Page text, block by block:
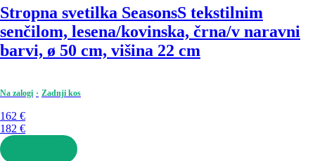
Stropna svetilka SeasonsS tekstilnim
senčilom, lesena/kovinska, črna/v naravni
barvi, ø 50 cm, višina 22 cm
Na zalogi Zadnji kos
162 €
182 €